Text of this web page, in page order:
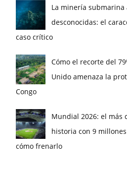
La minería submarina
desconocidas: el
caso crítico
Cómo el recorte del
Unido amenaza la
Congo
Mundial 2026: el más
historia con 9
cómo frenarlo